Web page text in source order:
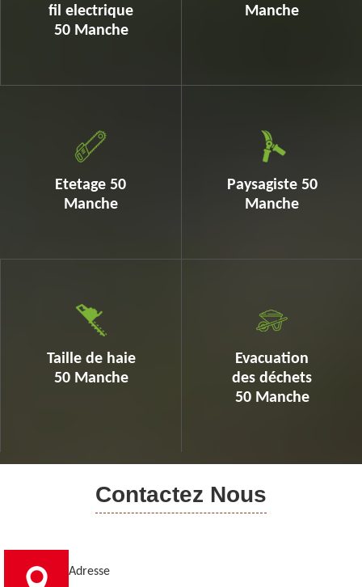
fil electrique
50 Manche
Manche
Etetage 50
Manche
Paysagiste 50
Manche
Taille de haie
50 Manche
Evacuation
des déchets
50 Manche
Contactez Nous
Adresse